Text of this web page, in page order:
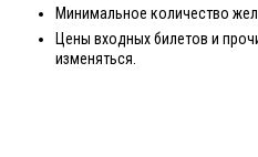
Минимальное количество
Цены входных билетов и
изменяться.